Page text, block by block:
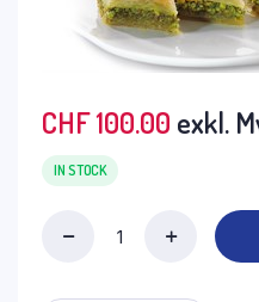
CHF100.00 exkl.
IN STOCK